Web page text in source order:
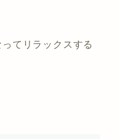
てリラックスする